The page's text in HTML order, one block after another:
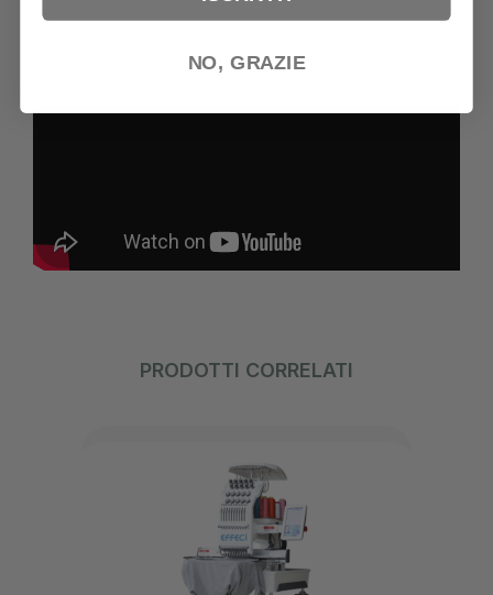
INFORMAZIONI AGGIUNTIVE
PRODOTTI CORRELATI
NO, GRAZIE